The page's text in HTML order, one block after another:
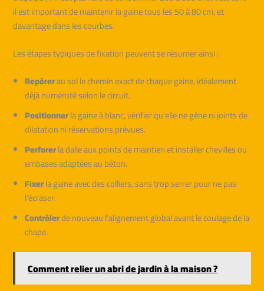
il est important de maintenir la gaine tous les 50 à 80 cm, et
davantage dans les courbes.
Les étapes typiques de fixation peuvent se résumer ainsi :
Repérerau sol le chemin exact de chaque gaine, idéalement
déjà numéroté selon le circuit.
Positionnerla gaine à blanc, vérifier qu’elle ne gêne ni joints de
dilatation ni réservations prévues.
Perforerla dalle aux points de maintien et installer chevilles ou
embases adaptées au béton.
Fixerla gaine avec des colliers, sans trop serrer pour ne pas
l’écraser.
Contrôlerde nouveau l’alignement global avant le coulage de la
chape.
Comment relier un abri de jardin à la maison ?